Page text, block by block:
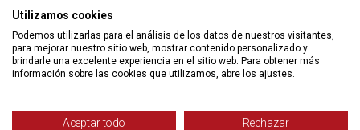
Utilizamos cookies
Podemos utilizarlas para el análisis de los datos de nuestros visitantes,
para mejorar nuestro sitio web, mostrar contenido personalizado y
brindarle una excelente experiencia en el sitio web. Para obtener más
información sobre las cookies que utilizamos, abre los ajustes.
Aceptar todo Rechazar